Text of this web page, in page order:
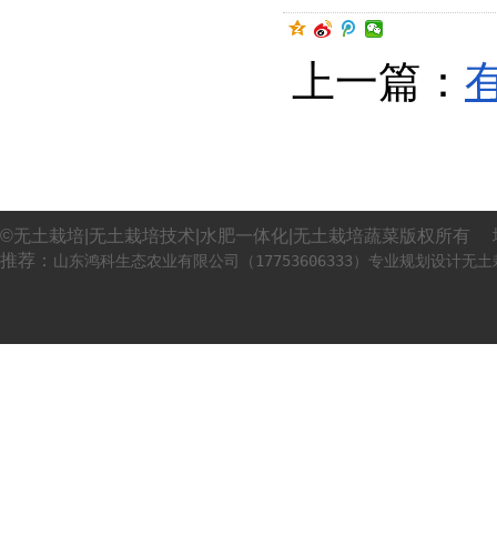
上一篇：
©无土栽培|无土栽培技术|水肥一体化|无土栽培蔬菜版权所有
推荐： 山东鸿科生态农业有限公司（17753606333）专业规划设计无